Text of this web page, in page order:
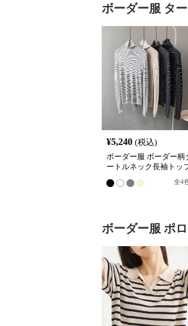
ボーダー服 タ
¥5,240 (税込)
ボーダー服 ボーダー柄
ートルネック長袖トッ
全4
ボーダー服 ポ